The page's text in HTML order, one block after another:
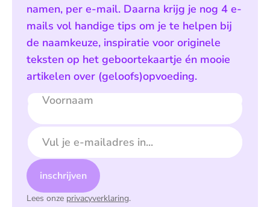
namen, per e-mail. Daarna krijg je nog 4 e-
mails vol handige tips om je te helpen bij
de naamkeuze, inspiratie voor originele
teksten op het geboortekaartje én mooie
artikelen over (geloofs)opvoeding.
Voornaam
E-mailadres
inschrijven
Lees onze privacyverklaring.